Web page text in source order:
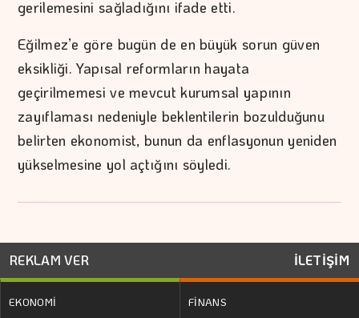
gerilemesini sağladığını ifade etti.
Eğilmez’e göre bugün de en büyük sorun güven
eksikliği. Yapısal reformların hayata
geçirilmemesi ve mevcut kurumsal yapının
zayıflaması nedeniyle beklentilerin bozulduğunu
belirten ekonomist, bunun da enflasyonun yeniden
yükselmesine yol açtığını söyledi.
REKLAM VER İLETİŞİM
EKONOMİ
FİNANS